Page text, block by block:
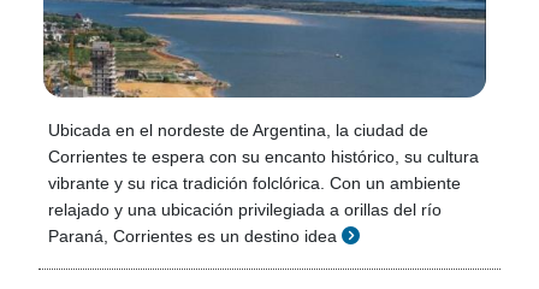
Ubicada en el nordeste de Argentina, la ciudad de
Corrientes te espera con su encanto histórico, su cultura
vibrante y su rica tradición folclórica. Con un ambiente
relajado y una ubicación privilegiada a orillas del río
Paraná, Corrientes es un destino idea